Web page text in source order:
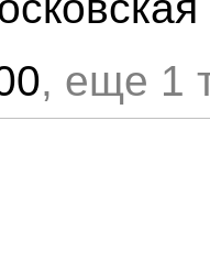
, еще 1